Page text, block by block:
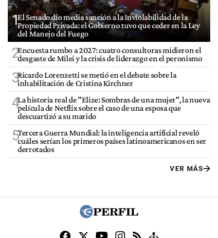
1El Senado dio media sanción a la Inviolabilidad de la
Propiedad Privada: el Gobierno tuvo que ceder en la Ley
del Manejo del Fuego
2Encuesta rumbo a 2027: cuatro consultoras midieron el
desgaste de Milei y la crisis de liderazgo en el peronismo
3Ricardo Lorenzetti se metió en el debate sobre la
inhabilitación de Cristina Kirchner
4La historia real de "Elize: Sombras de una mujer", la nueva
película de Netflix sobre el caso de una esposa que
descuartizó a su marido
5Tercera Guerra Mundial: la inteligencia artificial reveló
cuáles serían los primeros países latinoamericanos en ser
derrotados
VER MÁS